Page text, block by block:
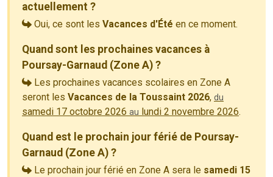
actuellement ?
Oui, ce sont les Vacances d'Été en ce moment.
Quand sont les prochaines vacances à
Poursay-Garnaud (Zone A) ?
Les prochaines vacances scolaires en Zone A
seront les Vacances de la Toussaint 2026, du
samedi 17 octobre 2026 au lundi 2 novembre 2026.
Quand est le prochain jour férié de Poursay-
Garnaud (Zone A) ?
Le prochain jour férié en Zone A sera le samedi 15